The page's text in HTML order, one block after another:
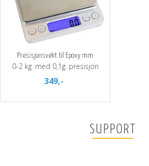
Presisjonsvekt til Epoxy mm
0-2 kg. med 0,1g. presisjon
349,-
SUPPORT